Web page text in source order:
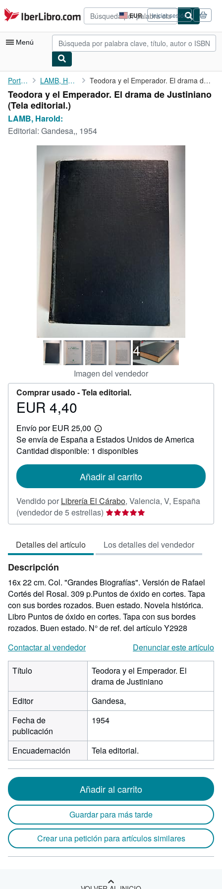
Pasar al contenido principal
IberLibro.com EUR
Preferencias
de
compra
del
Iniciar sesión
Menú
Mi cuenta
Consultar mis pedidos
Búsqueda avanzada
Colecciones
Arte y coleccionismo
Comenzar a vender
Portada LAMB, Harold: Teodora y el Emperador. El drama de Justiniano
Teodora y el Emperador. El drama de Justiniano
(Tela editorial.)
LAMB, Harold:
Editorial: Gandesa,, 1954
4
Imagen del vendedor
Comprar usado -Tela editorial.
Precio
4,40
EUR 4,40
Envío por EUR 25,00
Más
información
sobre
las
envío
Se envía de España a Estados Unidos de America
Cantidad disponible: 1 disponibles
Añadir al carrito
Vendido por Librería El Cárabo, Valencia, V, España
(vendedor de 5 estrellas) Calificación
del
5
de
estrellas
Detalles del artículo Los detalles del vendedor
Descripción
16x 22 cm. Col. "Grandes Biografías". Versión de Rafael
Cortés del Rosal. 309 p.Puntos de óxido en cortes. Tapa
con sus bordes rozados. Buen estado. Novela histórica.
Libro Puntos de óxido en cortes. Tapa con sus bordes
rozados. Buen estado. N° de ref. del artículo Y2928
Contactar al vendedor
Denunciar este artículo
Título
Teodora y el Emperador. El
drama de Justiniano
Editor
Gandesa,
Fecha de
publicación
1954
Encuadernación Tela editorial.
Añadir al carrito
Guardar para más tarde
Crear una petición para artículos similares